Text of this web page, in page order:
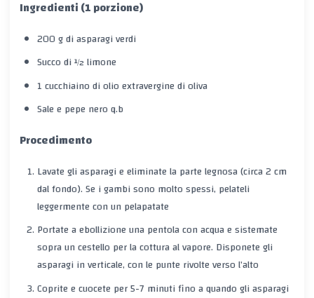
Ingredienti (1 porzione)
200 g di asparagi verdi
Succo di ½ limone
1 cucchiaino di olio extravergine di oliva
Sale e pepe nero q.b
Procedimento
Lavate gli asparagi e eliminate la parte legnosa (circa 2 cm
dal fondo). Se i gambi sono molto spessi, pelateli
leggermente con un pelapatate
Portate a ebollizione una pentola con acqua e sistemate
sopra un cestello per la cottura al vapore. Disponete gli
asparagi in verticale, con le punte rivolte verso l’alto
Coprite e cuocete per5-7 minutifino a quando gli asparagi